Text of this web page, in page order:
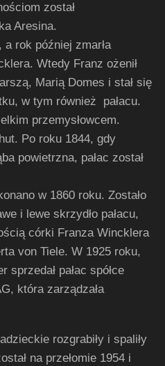
został
Aresina.
a rok później zmarła
Wtedy Franz ożenił
Marią Domes i stał się
w tym również pałacu.
przemysłowcem.
Po roku 1844, gdy
powietrzna, pałac został
w 1860 roku. Zostało
i lewe skrzydło pałacu,
córki Franza Wincklera
von Tiele. W 1925 roku,
sprzedał pałac spółce
która zarządzała
rozgrabiły i spaliły
na przełomie 1954 i